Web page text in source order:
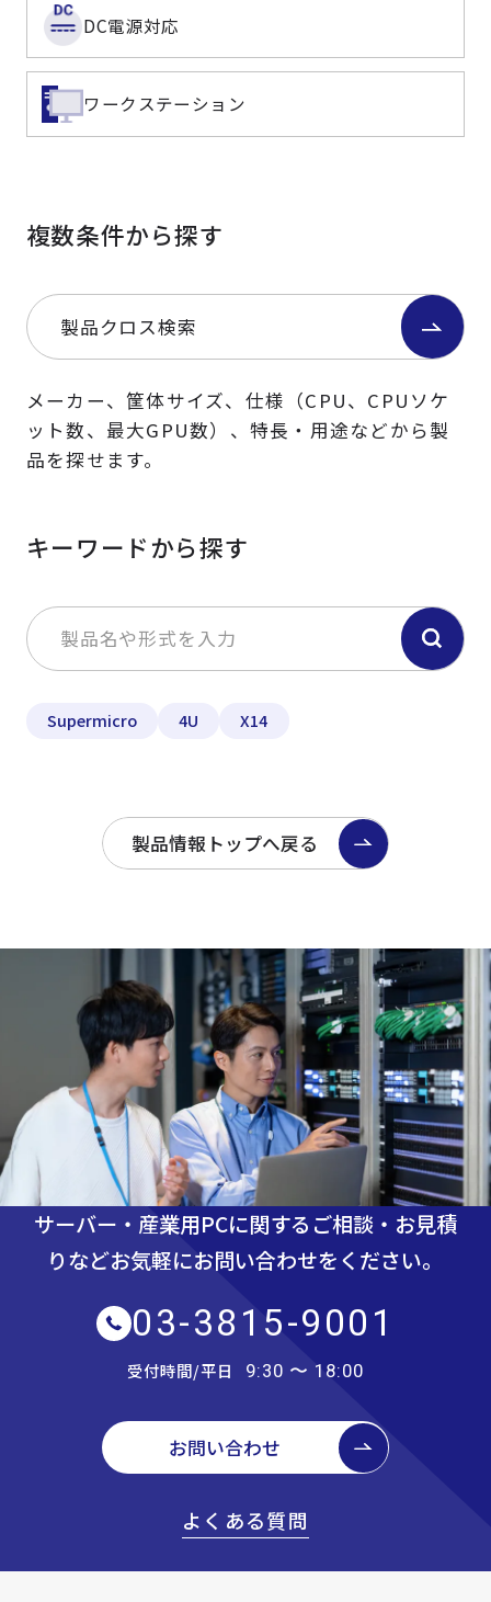
DC電源対応
ワークステーション
複数条件から探す
製品クロス検索
メーカー、筐体サイズ、仕様（CPU、CPUソケ
ット数、最大GPU数）、特長・用途などから製
品を探せます。
キーワードから探す
Supermicro 4U X14
製品情報トップへ戻る
サーバー・産業用PCに関するご相談・お見積
りなどお気軽にお問い合わせをください。
03-3815-9001
受付時間/平日 9:30 〜 18:00
お問い合わせ
よくある質問